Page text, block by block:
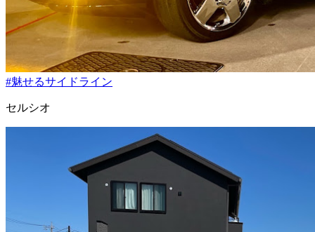
#魅せるサイドライン
セルシオ